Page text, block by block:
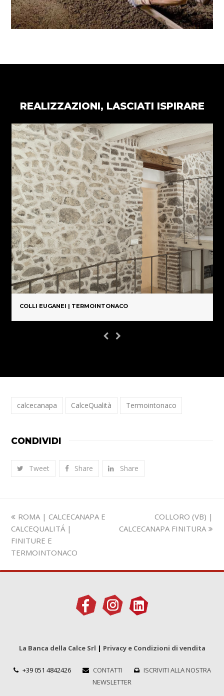
REALIZZAZIONI, LASCIATI ISPIRARE
COLLI EUGANEI | TERMOINTONACO
calcecanapa CalceQualità Termointonaco
CONDIVIDI
Tweet Share Share
Slide
precedente:
ROMA | CALCECANAPA E
CALCEQUALITÁ |
FINITURE E
TERMOINTONACO
visualizza
articolo:
COLLORO (VB) |
CALCECANAPA FINITURA
La Banca della Calce Srl | Privacy e Condizioni di vendita
+39 051 4842426 CONTATTI
ISCRIVITI ALLA NOSTRA
NEWSLETTER